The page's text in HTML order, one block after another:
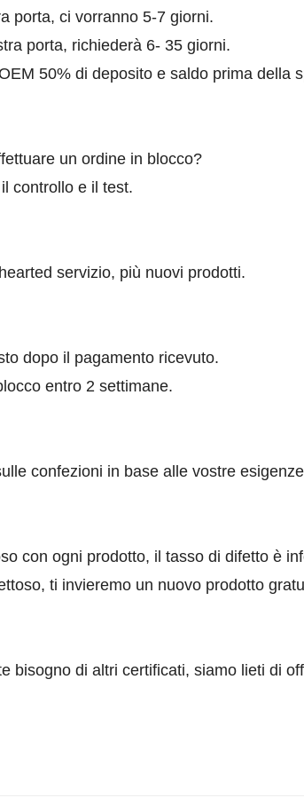
porta, ci vorranno 5-7 giorni.
porta, richiederà 6- 35 giorni.
50% di deposito e saldo prima della
un ordine in blocco?
controllo e il test.
servizio, più nuovi prodotti.
dopo il pagamento ricevuto.
entro 2 settimane.
confezioni in base alle vostre
con ogni prodotto, il tasso di difetto è
ti invieremo un nuovo prodotto
bisogno di altri certificati, siamo lieti di